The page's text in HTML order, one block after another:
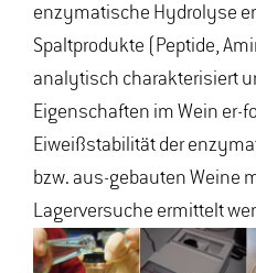
enzymatische Hydrolyse
Spaltprodukte (Peptide,
analytisch charakterisiert
Eigenschaften im Wein er-
Eiweißstabilität der
bzw. aus-gebauten Weine
Lagerversuche ermittelt